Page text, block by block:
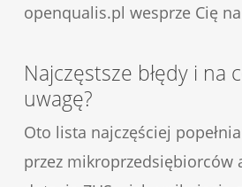
openqualis.pl wesprze Cię
Najczęstsze błędy i na
uwagę?
Oto lista najczęściej
przez mikroprzedsiębiorców